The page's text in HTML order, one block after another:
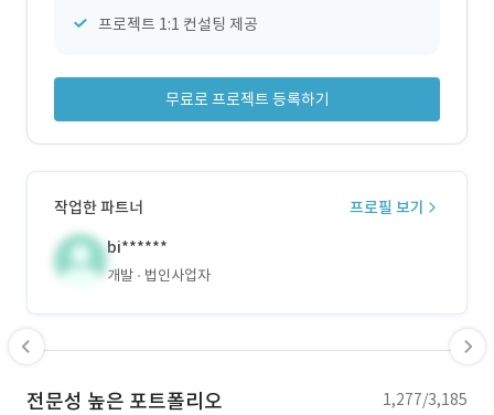
프로젝트 1:1 컨설팅 제공
무료로 프로젝트 등록하기
작업한 파트너
프로필 보기
bi******
개발 법인사업자
전문성 높은 포트폴리오 1,277/3,185